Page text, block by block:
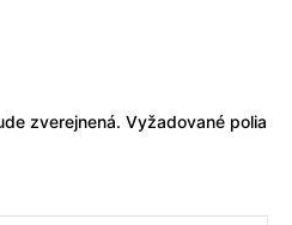
zverejnená. Vyžadované polia